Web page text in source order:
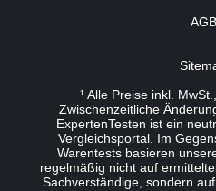
AGB
¹ Alle Preise inkl.
Zwischenzeitliche
ExpertenTesten ist ein
Vergleichsportal. Im
Warentests basieren
regelmäßig nicht auf
Sachverständige, sondern